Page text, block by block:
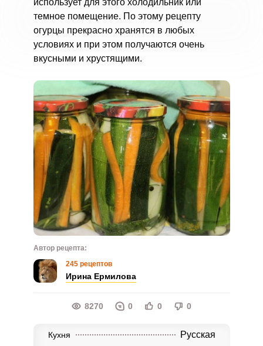
использует для этого холодильник или
темное помещение. По этому рецепту
огурцы прекрасно хранятся в любых
условиях и при этом получаются очень
вкусными и хрустящими.
Автор рецепта:
245 рецептов
Ирина Ермилова
8270 0 0 0
Кухня Русская